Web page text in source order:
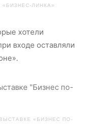
ЛИНКА»
хотели
входе оставляли
«БИЗНЕС ПО-